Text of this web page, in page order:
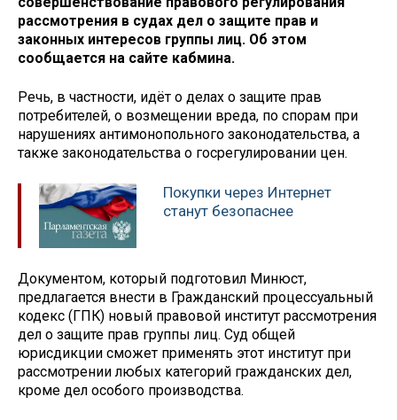
рассмотрения в судах дел о защите прав и
законных интересов группы лиц. Об этом
сообщается на сайте кабмина.
Речь, в частности, идёт о делах о защите прав
потребителей, о возмещении вреда, по спорам при
нарушениях антимонопольного законодательства, а
также законодательства о госрегулировании цен.
Покупки через Интернет
станут безопаснее
Документом, который подготовил Минюст,
предлагается внести в Гражданский процессуальный
кодекс (ГПК) новый правовой институт рассмотрения
дел о защите прав группы лиц. Суд общей
юрисдикции сможет применять этот институт при
рассмотрении любых категорий гражданских дел,
кроме дел особого производства.